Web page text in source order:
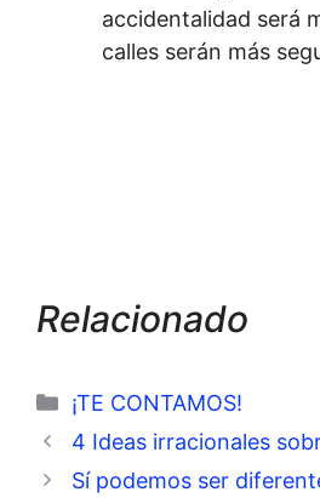
accidentalidad será
calles serán más
Relacionado
Categorías
¡TE CONTAMOS!
4 Ideas irracionales
Sí podemos ser